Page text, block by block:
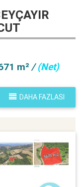
m² /(Net)
DAHA FAZLASI